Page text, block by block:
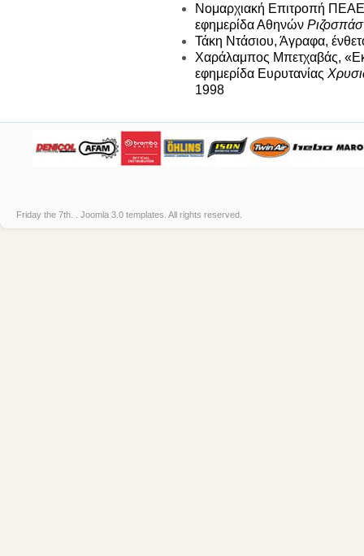
Νομαρχιακή Επιτροπή
εφημερίδα Αθηνών
Τάκη Ντάσιου, Άγραφα,
Χαράλαμπος Μπετχαβάς,
εφημερίδα Ευρυτανίας
1998
Friday the 7th. . Joomla 3.0 templates . All rights reserved.